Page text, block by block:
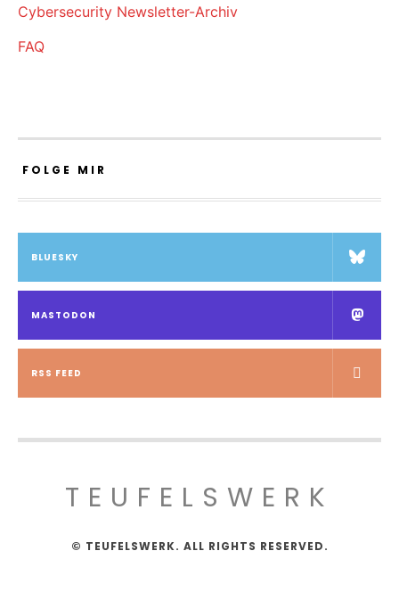
Cybersecurity Newsletter-Archiv
FAQ
FOLGE MIR
BLUESKY
MASTODON
RSS FEED
TEUFELSWERK
© TEUFELSWERK. ALL RIGHTS RESERVED.